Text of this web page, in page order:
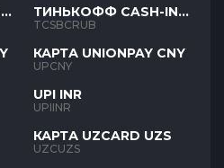
ТИНЬКОФФ CASH-IN
RUB
TCSBCRUB
КАРТА UNIONPAY CNY
UPCNY
UPI INR
UPIINR
КАРТА UZCARD UZS
UZCUZS